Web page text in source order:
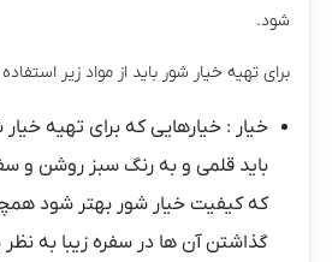
شود.
برای تهیه خیار شور باید از مواد زیر
خیار : خیارهایی که برای تهیه
باید قلمی و به رنگ سبز روشن و
که کیفیت خیار شور بهتر شود
گذاشتن آن ها در سفره زیبا به نظر